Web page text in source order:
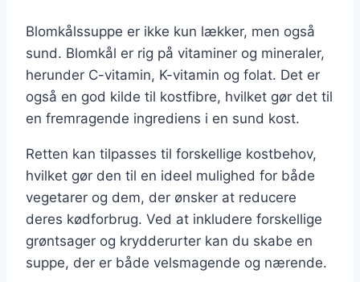
Blomkålssuppe er ikke kun lækker, men også
sund. Blomkål er rig på vitaminer og mineraler,
herunder C-vitamin, K-vitamin og folat. Det er
også en god kilde til kostfibre, hvilket gør det til
en fremragende ingrediens i en sund kost.
Retten kan tilpasses til forskellige kostbehov,
hvilket gør den til en ideel mulighed for både
vegetarer og dem, der ønsker at reducere
deres kødforbrug. Ved at inkludere forskellige
grøntsager og krydderurter kan du skabe en
suppe, der er både velsmagende og nærende.